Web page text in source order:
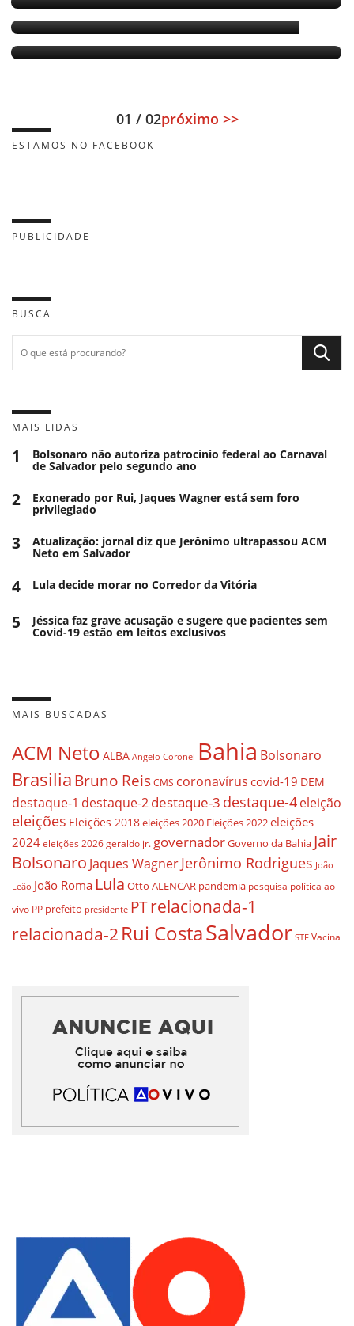
Jutahy coloca PRB na segunda suplência
E Monica Bahia, não é nome certo na chapa
não?
01 / 02próximo >>
ESTAMOS NO FACEBOOK
PUBLICIDADE
BUSCA
MAIS LIDAS
1 Bolsonaro não autoriza patrocínio federal ao Carnaval
de Salvador pelo segundo ano
2 Exonerado por Rui, Jaques Wagner está sem foro
privilegiado
3 Atualização: jornal diz que Jerônimo ultrapassou ACM
Neto em Salvador
4 Lula decide morar no Corredor da Vitória
5 Jéssica faz grave acusação e sugere que pacientes sem
Covid-19 estão em leitos exclusivos
MAIS BUSCADAS
ACM Neto ALBA Angelo Coronel Bahia Bolsonaro
BrasiliaBruno ReisCMS coronavírus covid-19 DEM
destaque-1 destaque-2destaque-3 destaque-4eleição
eleições Eleições 2018eleições 2020 Eleições 2022eleições
2024 eleições 2026 geraldo jr. governadorGoverno da Bahia Jair
Bolsonaro Jaques WagnerJerônimo Rodrigues João
Leão João Roma Lula Otto ALENCAR pandemia pesquisa política ao
vivo PP prefeito presidente PTrelacionada-1
relacionada-2 Rui CostaSalvador STF Vacina